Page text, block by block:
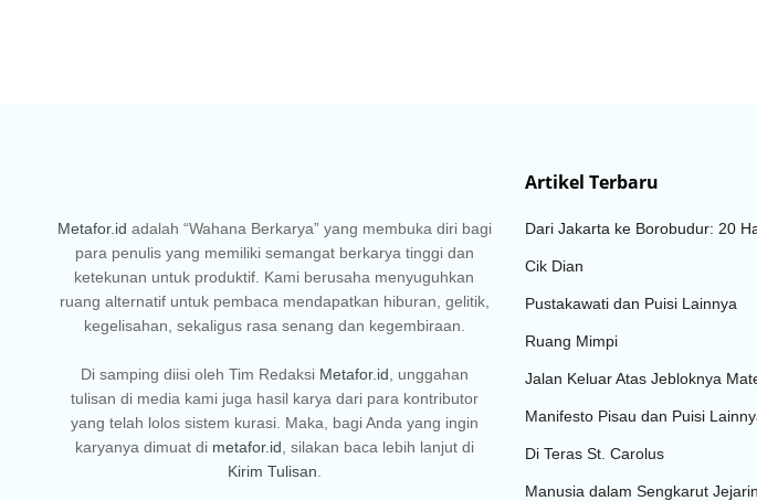
Metafor.id adalah “Wahana Berkarya” yang membuka diri bagi
para penulis yang memiliki semangat berkarya tinggi dan
ketekunan untuk produktif. Kami berusaha menyuguhkan
ruang alternatif untuk pembaca mendapatkan hiburan, gelitik,
kegelisahan, sekaligus rasa senang dan kegembiraan.
Di samping diisi oleh Tim Redaksi Metafor.id , unggahan
tulisan di media kami juga hasil karya dari para kontributor
yang telah lolos sistem kurasi. Maka, bagi Anda yang ingin
karyanya dimuat di metafor.id , silakan baca lebih lanjut di
Kirim Tulisan
Artikel Terbaru
Dari Jakarta ke Borobudur: 20
Cik Dian
Pustakawati dan Puisi Lainnya
Ruang Mimpi
Jalan Keluar Atas Jebloknya
Manifesto Pisau dan Puisi
Di Teras St. Carolus
Manusia dalam Sengkarut